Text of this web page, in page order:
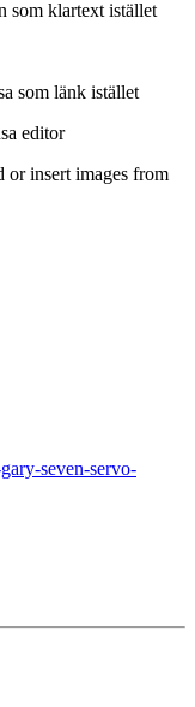
som klartext istället
som länk istället
editor
or insert images from
seven-servo-